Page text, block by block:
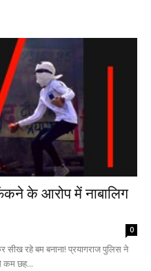
के आरोप में नाबालिग
0
सीख रहे बम बनाना! प्रयागराज पुलिस ने
कम छह...